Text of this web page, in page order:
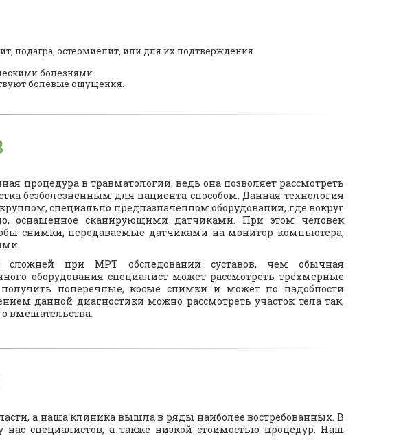
подагра, остеомиелит, или для их подтверждения.
болезнями.
болевые ощущения.
процедура в травматологии, ведь она позволяет рассмотреть
безболезненным для пациента способом. Данная технология
специально предназначенном оборудовании, где вокруг
оснащенное сканирующими датчиками. При этом человек
снимки, передаваемые датчиками на монитор компьютера,
сложней при МРТ обследовании суставов, чем обычная
оборудования специалист может рассмотреть трёхмерные
поперечные, косые снимки и может по надобности
данной диагностики можно рассмотреть участок тела так,
вмешательства.
а наша клиника вышла в ряды наиболее востребованных. В
специалистов, а также низкой стоимостью процедур. Наш